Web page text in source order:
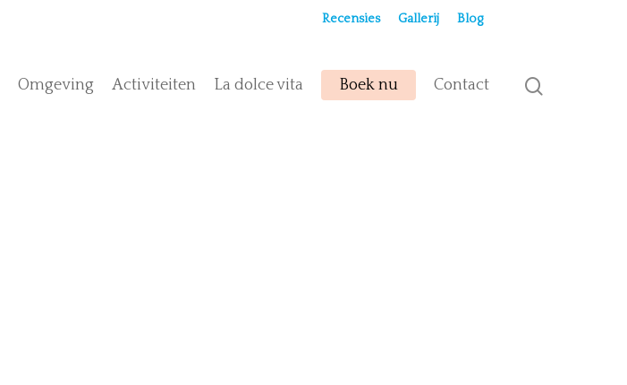
Recensies Gallerij Blog
Omgeving Activiteiten La dolce vita Boek nu Contact